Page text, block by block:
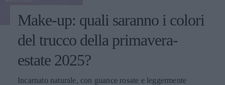
Make-up: quali saranno i colori
del trucco della primavera-
estate 2025?
Incarnato naturale, con guance rosate e leggermente